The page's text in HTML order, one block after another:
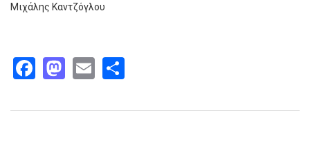
Μιχάλης Καντζόγλου
Facebook
Mastodon
Email